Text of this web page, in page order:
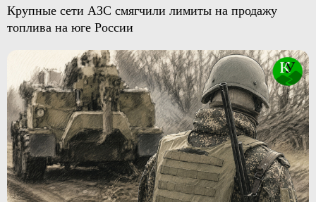
Крупные сети АЗС смягчили лимиты на продажу
топлива на юге России